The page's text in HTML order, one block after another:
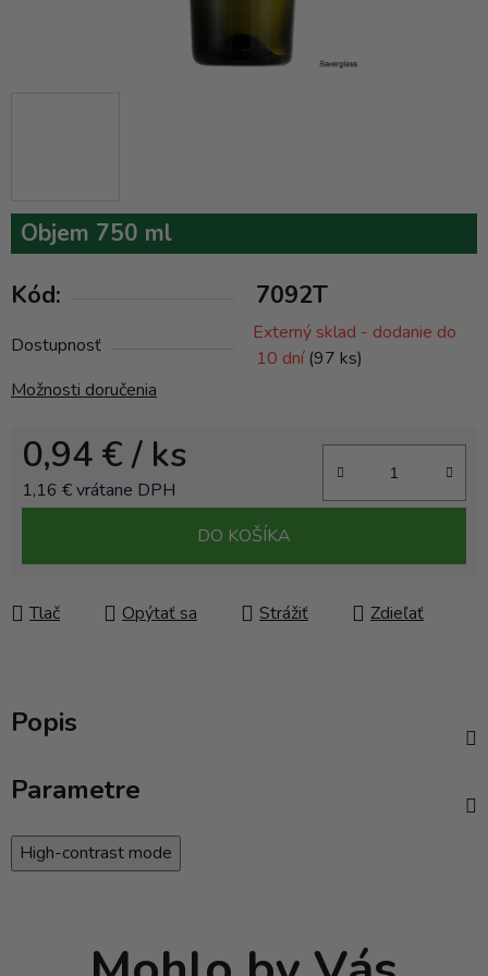
Objem 750 ml
Kód: 7092T
Dostupnosť
Externý sklad - dodanie do
10 dní (97 ks)
Možnosti doručenia
0,94 €/ ks
1,16 € vrátane DPH
DO KOŠÍKA
Tlač Opýtať sa Strážiť Zdieľať
Popis
Parametre
High-contrast mode